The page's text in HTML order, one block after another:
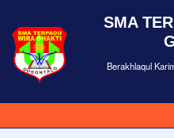
SMA
Berakhlaqul